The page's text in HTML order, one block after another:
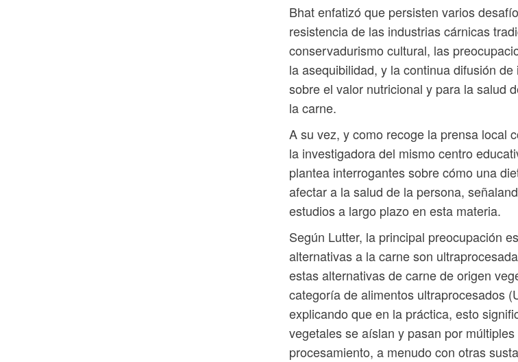
Bhat enfatizó que persisten varios
resistencia de las industrias cárnicas
conservadurismo cultural, las
la asequibilidad, y la continua difusión
sobre el valor nutricional y para la salud
la carne.
A su vez, y como recoge la prensa local
la investigadora del mismo centro
plantea interrogantes sobre cómo una
afectar a la salud de la persona,
estudios a largo plazo en esta materia.
Según Lutter, la principal preocupación
alternativas a la carne son
estas alternativas de carne de origen
categoría de alimentos ultraprocesados
explicando que en la práctica, esto
vegetales se aíslan y pasan por
procesamiento, a menudo con otras